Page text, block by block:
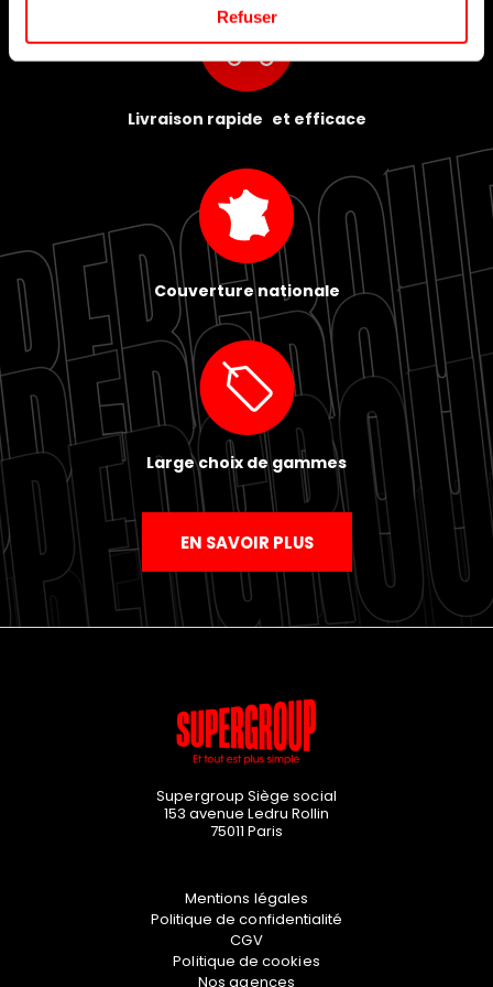
Refuser
Livraison rapide et efficace
Couverture nationale
Large choix de gammes
EN SAVOIR PLUS
Supergroup Siège social
153 avenue Ledru Rollin
75011 Paris
Mentions légales
Politique de confidentialité
CGV
Politique de cookies
Nos agences